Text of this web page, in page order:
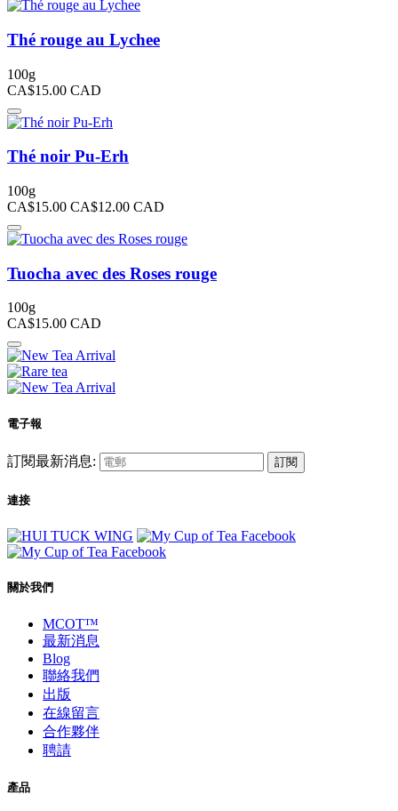
Thé rouge au Lychee
100g
CA$15.00 CAD
Thé noir Pu-Erh
100g
CA$15.00 CA$12.00 CAD
Tuocha avec des Roses rouge
100g
CA$15.00 CAD
電子報
訂閱最新消息: 訂閱
連接
關於我們
MCOT™
最新消息
Blog
聯絡我們
出版
在線留言
合作夥伴
聘請
產品